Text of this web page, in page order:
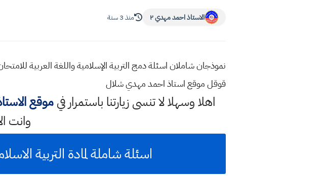
الاستاذ احمد مهدي ٢ منذ 3 سنة
قوقل موقع استاذ احمد مهدي شلال
اهلا وسهلالا تنسى زيارتنا باستمرار فيموقع
وانت
اسئلة شاملة لمادة التربية